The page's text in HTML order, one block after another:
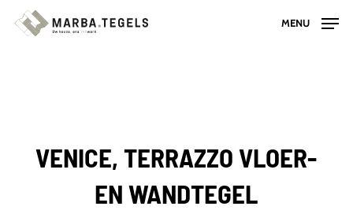
Skip
MENU
VENICE, TERRAZZO VLOER-
EN WANDTEGEL